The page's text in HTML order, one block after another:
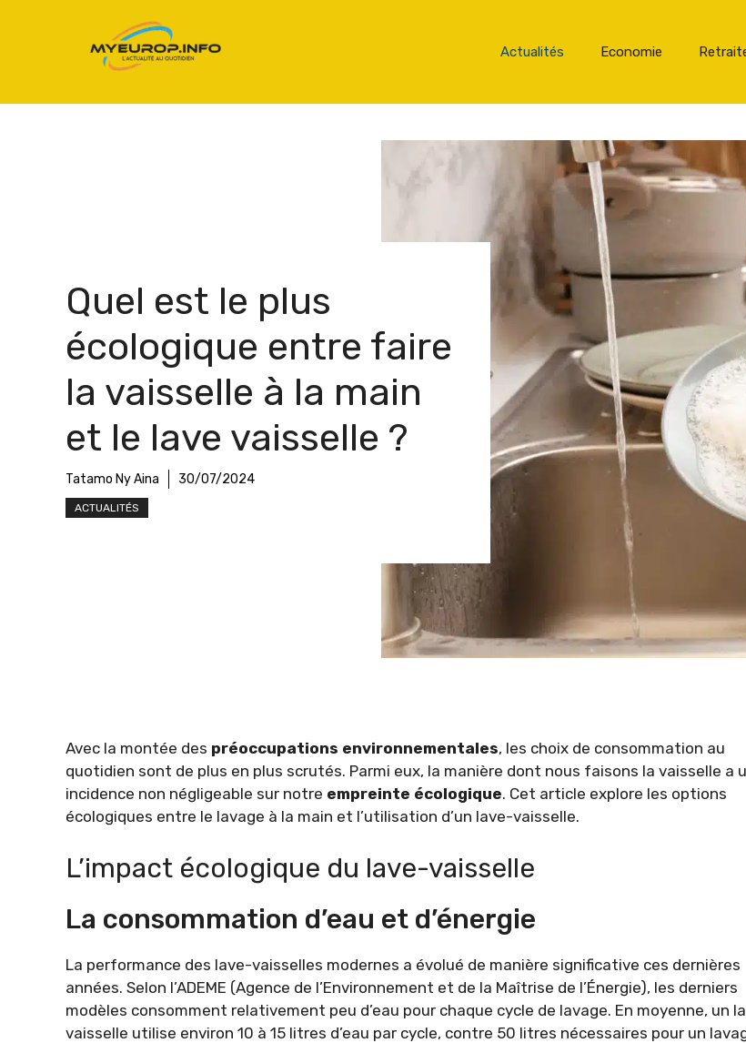
Actualités Economie
Quel est le plus
écologique entre faire
la vaisselle à la main
et le lave vaisselle ?
Tatamo Ny Aina 30/07/2024
ACTUALITÉS
Avec la montée des préoccupations environnementales, les choix de consommation au
quotidien sont de plus en plus scrutés. Parmi eux, la manière dont nous faisons la vaisselle a
incidence non négligeable sur notre empreinte écologique. Cet article explore les options
écologiques entre le lavage à la main et l’utilisation d’un lave-vaisselle.
L’impact écologique du lave-vaisselle
La consommation d’eau et d’énergie
La performance des lave-vaisselles modernes a évolué de manière significative ces dernières
années. Selon l’ADEME (Agence de l’Environnement et de la Maîtrise de l’Énergie), les derniers
modèles consomment relativement peu d’eau pour chaque cycle de lavage. En moyenne, un
vaisselle utilise environ 10 à 15 litres d’eau par cycle, contre 50 litres nécessaires pour un